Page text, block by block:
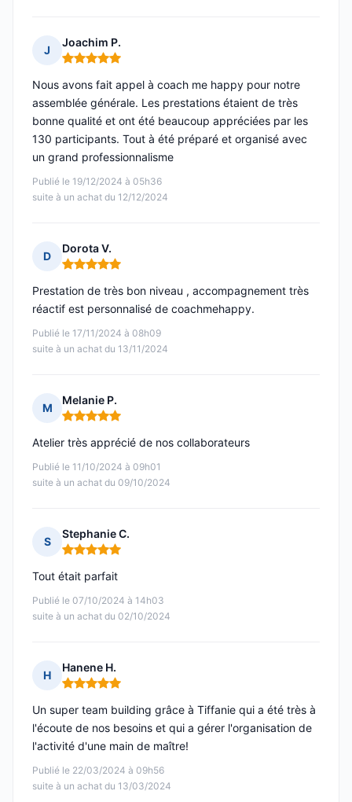
J
Joachim P.
Note : 5 sur 5
Publié le 19/12/2024 à 05h36
suite à un achat du 12/12/2024
Nous avons fait appel à coach me happy pour notre
assemblée générale. Les prestations étaient de très
bonne qualité et ont été beaucoup appréciées par les
130 participants. Tout à été préparé et organisé avec
un grand professionnalisme
D
Dorota V.
Note : 5 sur 5
Publié le 17/11/2024 à 08h09
suite à un achat du 13/11/2024
Prestation de très bon niveau , accompagnement très
réactif est personnalisé de coachmehappy.
M
Melanie P.
Note : 5 sur 5
Publié le 11/10/2024 à 09h01
suite à un achat du 09/10/2024
Atelier très apprécié de nos collaborateurs
S
Stephanie C.
Note : 5 sur 5
Publié le 07/10/2024 à 14h03
suite à un achat du 02/10/2024
Tout était parfait
H
Hanene H.
Note : 5 sur 5
Publié le 22/03/2024 à 09h56
suite à un achat du 13/03/2024
Un super team building grâce à Tiffanie qui a été très à
l'écoute de nos besoins et qui a gérer l'organisation de
l'activité d'une main de maître!